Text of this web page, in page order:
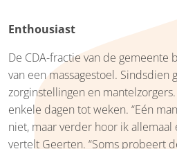
Enthousiast
De CDA-fractie van de gemeente
van een massagestoel. Sindsdien
zorginstellingen en
enkele dagen tot weken. “Eén
niet, maar verder hoor ik allemaal
vertelt Geerten. “Soms probeert